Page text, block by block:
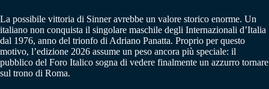
La possibile vittoria di Sinner avrebbe un valore storico enorme. Un
italiano non conquista il singolare maschile degli Internazionali d’Italia
dal 1976, anno del trionfo di Adriano Panatta. Proprio per questo
motivo, l’edizione 2026 assume un peso ancora più speciale: il
pubblico del Foro Italico sogna di vedere finalmente un azzurro tornare
sul trono di Roma.